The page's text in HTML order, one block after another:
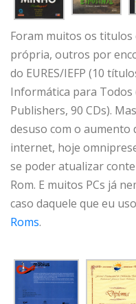
Foram muitos os
própria, outros por
do EURES/IEFP (10
Informática para
Publishers, 90 CDs).
desuso com o aumento
internet, hoje
se poder atualizar
Rom. E muitos PCs já
caso daquele que eu
Roms.